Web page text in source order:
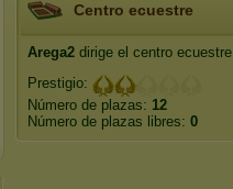
Centro ecuestre
Arega2 dirige el centro ecuestre
Prestigio:
Número de plazas: 12
Número de plazas libres: 0